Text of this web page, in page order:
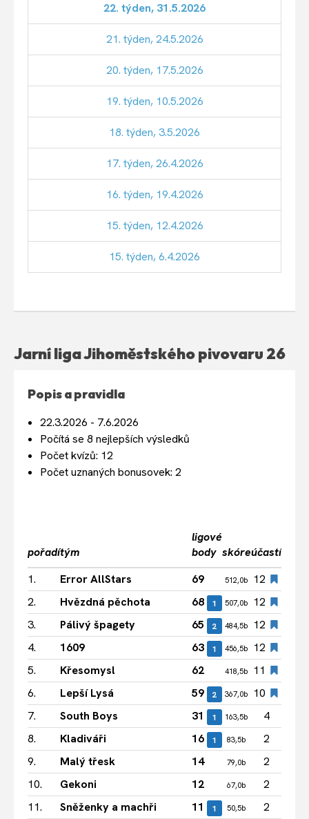
22. týden, 31.5.2026
21. týden, 24.5.2026
20. týden, 17.5.2026
19. týden, 10.5.2026
18. týden, 3.5.2026
17. týden, 26.4.2026
16. týden, 19.4.2026
15. týden, 12.4.2026
15. týden, 6.4.2026
Jarní liga Jihoměstského pivovaru 26
Popis a pravidla
22.3.2026 - 7.6.2026
Počítá se 8 nejlepších výsledků
Počet kvízů: 12
Počet uznaných bonusovek: 2
pořadítým
ligové
body skóreúčastí
1.
Error AllStars 69 512,0b
12
2.
Hvězdná pěchota 68 1 507,0b
12
3.
Pálivý špagety 65 2 484,5b
12
4.
1609 63 1 456,5b
12
5.
Křesomysl 62 418,5b
11
6.
Lepší Lysá 59 2 367,0b
10
7.
South Boys 31 1 163,5b
4
8.
Kladiváři 16 1 83,5b
2
9.
Malý třesk 14 79,0b
2
10.
Gekoni 12 67,0b
2
11.
Sněženky a machři 11 1 50,5b 2